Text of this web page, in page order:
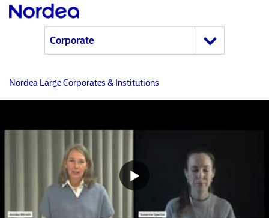
Nordea Large Corporates & Institutions